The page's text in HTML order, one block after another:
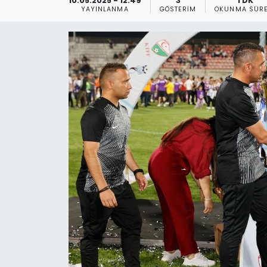
YAYINLANMA GÖSTERIM OKUNMA
KKTC YEREL SEÇİM 2018
Kültür Sanat
Magazin
Nöbetçi Eczaneler
Otomobil Dünyası